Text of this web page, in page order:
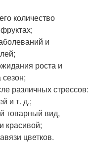
количество
и
роста и
различных стрессов:
и т. д.;
товарный вид,
красивой;
цветков.